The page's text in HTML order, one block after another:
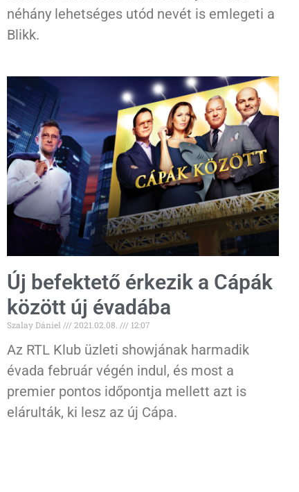
néhány lehetséges utód nevét is emlegeti a
Blikk.
Új befektető érkezik a Cápák
között új évadába
Szalay Dániel 2021.02.08. 12:07
Az RTL Klub üzleti showjának harmadik
évada február végén indul, és most a
premier pontos időpontja mellett azt is
elárulták, ki lesz az új Cápa.